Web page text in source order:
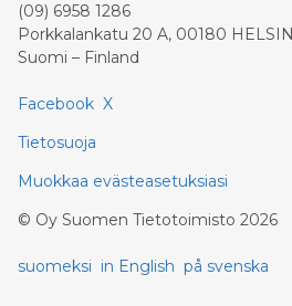
(09) 6958 1286
Porkkalankatu 20 A, 00180
Suomi – Finland
Facebook X
Tietosuoja
Muokkaa evästeasetuksiasi
© Oy Suomen Tietotoimisto 2026
suomeksi in English på svenska